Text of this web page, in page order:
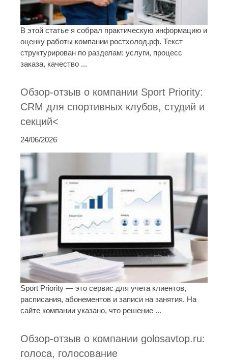
В этой статье я собрал практическую информацию и
оценку работы компании ростхолод.рф. Текст
структурирован по разделам: услуги, процесс
заказа, качество ...
Обзор-отзыв о компании Sport Priority:
CRM для спортивных клубов, студий и
секций<
24/06/2026
Sport Priority — это сервис для учета клиентов,
расписания, абонементов и записи на занятия. На
сайте компании указано, что решение ...
Обзор-отзыв о компании golosavtop.ru:
голоса, голосование